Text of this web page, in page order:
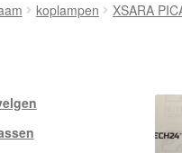
Wereldwijde
koplampen XSARA